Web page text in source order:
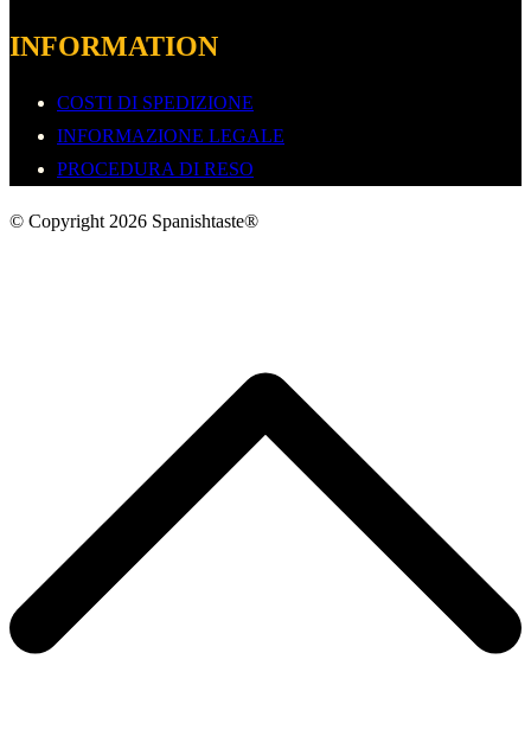
INFORMATION
COSTI DI SPEDIZIONE
INFORMAZIONE LEGALE
PROCEDURA DI RESO
© Copyright 2026 Spanishtaste®